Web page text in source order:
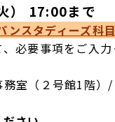
） 17:00まで
スタディーズ科
項をご入力く
務室（２号館1階